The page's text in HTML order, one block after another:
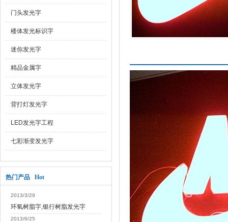
门头发光字
楼体发光标识字
迷你发光字
精品金属字
立体发光字
背打灯发光字
LED发光字工程
七彩渐变发光字
热门产品 Hot
2013/3/29
环氧树脂字,银行树脂发光字
2013/6/25